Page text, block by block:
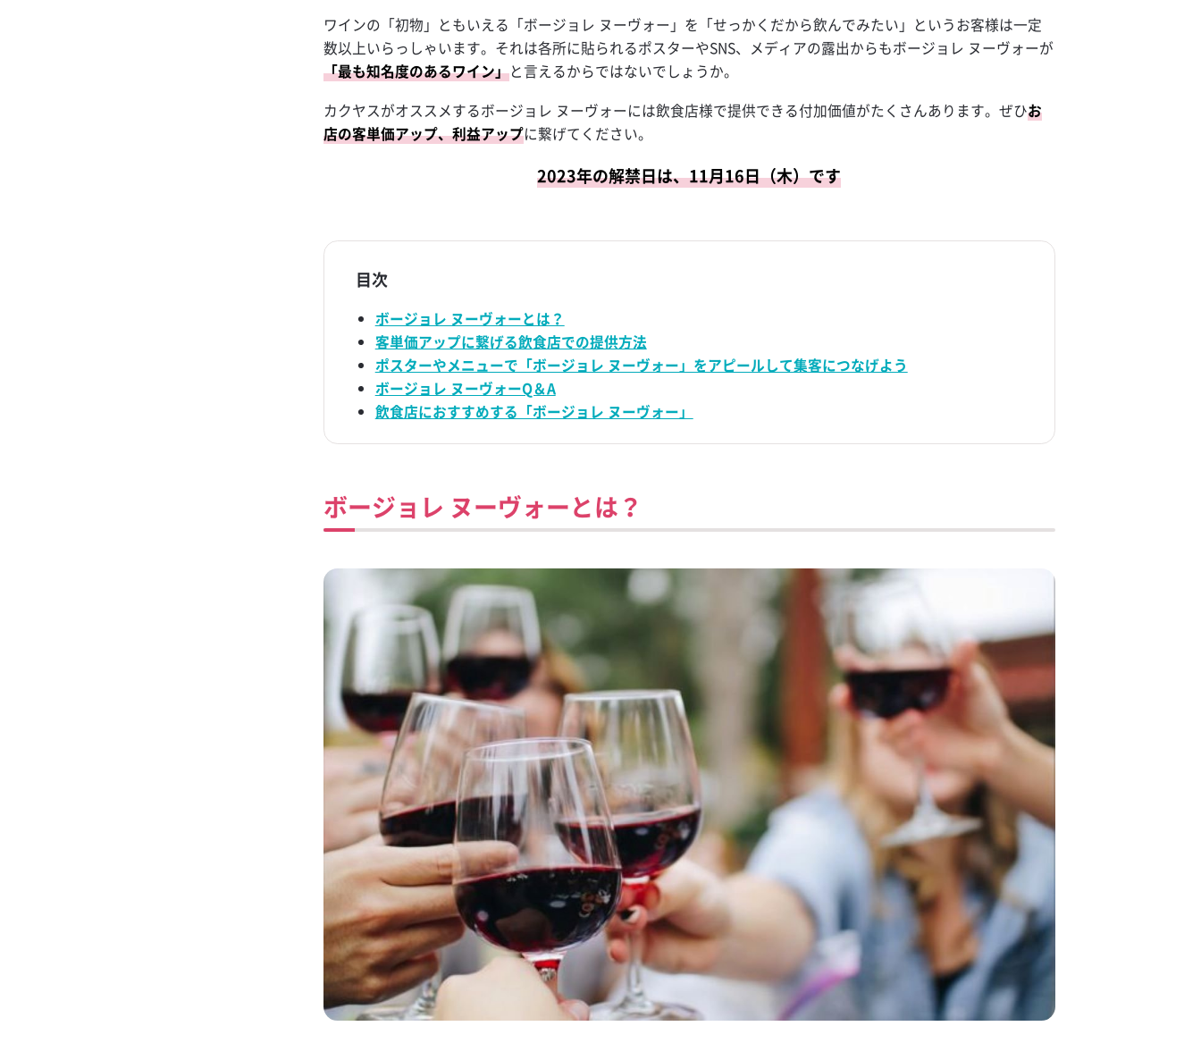
金黒金魚
フリージングレモンサワー
梅酒フィズ
オレンジハイボール
ブラックニッカ ミントジュレ
ソルティハイボール
ブラックニッカ マミーテイラ
ブラックニッカ ハイボール
ワインの「初物」ともいえる「ボージョレ ヌーヴォー」を「せっかくだから飲んでみたい」というお客様は一定
数以上いらっしゃいます。それは各所に貼られるポスターやSNS、メディアの露出からもボージョレ ヌーヴォーが
「最も知名度のあるワイン」と言えるからではないでしょうか。
カクヤスがオススメするボージョレ ヌーヴォーには飲食店様で提供できる付加価値がたくさんあります。ぜひお
店の客単価アップ、利益アップに繋げてください。
2023年の解禁日は、11月16日（木）です
目次
ボージョレ ヌーヴォーとは？
客単価アップに繋げる飲食店での提供方法
ポスターやメニューで「ボージョレ ヌーヴォー」をアピールして集客につなげよう
ボージョレ ヌーヴォーQ＆A
飲食店におすすめする「ボージョレ ヌーヴォー」
ボージョレ ヌーヴォーとは？